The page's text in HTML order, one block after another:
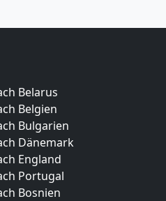
Belarus
Belgien
Bulgarien
Dänemark
England
Portugal
Bosnien